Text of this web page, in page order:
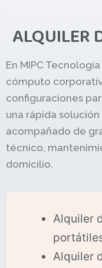
ALQUILER
En MIPC
cómputo
configuraciones
una rápida
acompañado de
técnico,
domicilio.
Alquiler
Alquiler